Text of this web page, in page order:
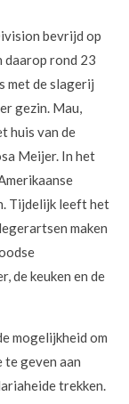
bevrijd op
daarop rond 23
met de slagerij
gezin. Mau,
huis van de
Meijer. In het
Tijdelijk leeft het
maken
de keuken en de
mogelijkheid om
geven aan
trekken.